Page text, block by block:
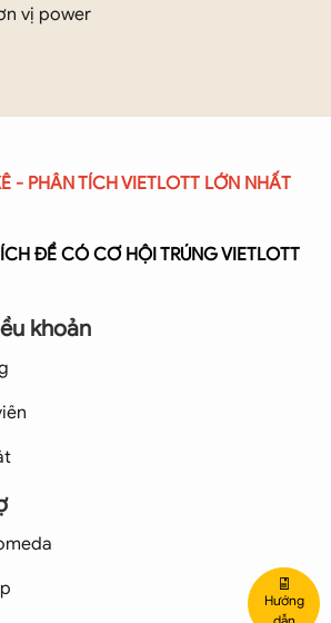
vị power
- PHÂN TÍCH VIETLOTT LỚN NHẤT
ĐỂ CÓ CƠ HỘI TRÚNG VIETLOTT
khoản
Hướng
dẫn